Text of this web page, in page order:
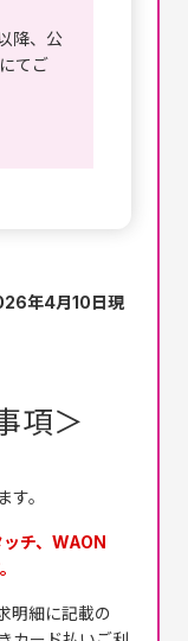
降、公
てご
年4月10日現
項＞
。
チ、WAON
明細に記載の